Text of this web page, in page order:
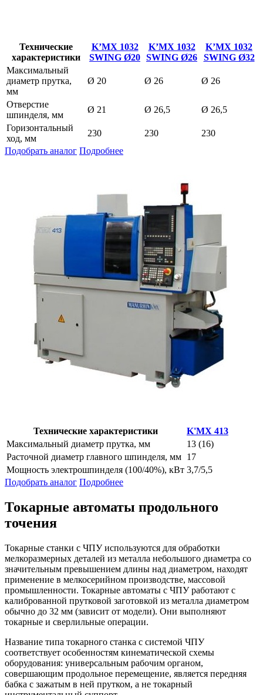
Технические
характеристики
K’MX 1032
SWING Ø20
K’MX 1032
SWING Ø26
K’MX 1032
SWING Ø32
Максимальный
диаметр прутка,
мм
Ø 20 Ø 26 Ø 26
Отверстие
шпинделя, мм
Ø 21 Ø 26,5
Ø 26,5
Горизонтальный
ход, мм
230 230
230
Подобрать аналог Подробнее
Технические характеристики
K'MX 413
Максимальный диаметр прутка, мм
13 (16)
Расточной диаметр главного шпинделя, мм 17
Мощность электрошпинделя (100/40%), кВт 3,7/5,5
Подобрать аналог Подробнее
Токарные автоматы продольного
точения
Токарные станки с ЧПУ используются для обработки
мелкоразмерных деталей из металла небольшого диаметра со
значительным превышением длины над диаметром, находят
применение в мелкосерийном производстве, массовой
промышленности. Токарные автоматы с ЧПУ работают с
калиброванной прутковой заготовкой из металла диаметром
обычно до 32 мм (зависит от модели). Они выполняют
токарные и сверлильные операции.
Название типа токарного станка с системой ЧПУ
соответствует особенностям кинематической схемы
оборудования: универсальным рабочим органом,
совершающим продольное перемещение, является передняя
бабка с зажатым в ней прутком, а не токарный